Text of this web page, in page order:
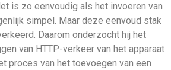
is zo eenvoudig als het invoeren van
simpel. Maar deze eenvoud stak
Daarom onderzocht hij het
van HTTP-verkeer van het apparaat
proces van het toevoegen van een